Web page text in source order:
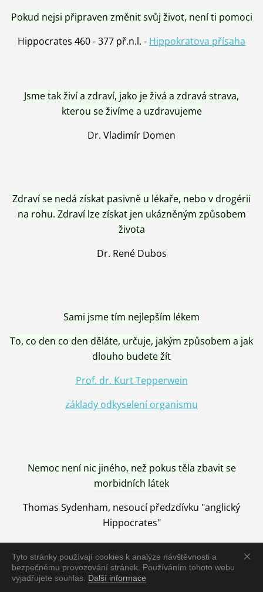
Tyto stránky používají cookies k analýze návštěvnosti a
bezpečnému provozování stránek. Používáním tohoto webu
vyjadřujete souhlas. Další informace
Pokud nejsi připraven změnit svůj život, není ti pomoci
Hippocrates 460 - 377 př.n.l. - Hippokratova přísaha
Jsme tak živí a zdraví, jako je živá a zdravá strava,
kterou se živíme a uzdravujeme
Dr. Vladimír Domen
Zdraví se nedá získat pasivně u lékaře, nebo v drogérii
na rohu. Zdraví lze získat jen ukázněným způsobem
života
Dr. René Dubos
Sami jsme tím nejlepším lékem
To, co den co den děláte, určuje, jakým způsobem a jak
dlouho budete žít
Prof. dr. Kurt Tepperwein
základy odkyselení organismu
Nemoc není nic jiného, než pokus těla zbavit se
morbidních látek
Thomas Sydenham, nesoucí předzdívku "anglický
Hippocrates"
Nemoc je vyléčena jen pomocí Přírody, neutralizací a